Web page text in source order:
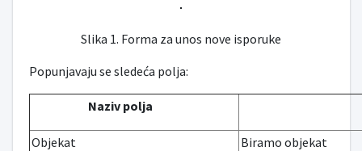
Slika 1. Forma za unos nove isporuke
Popunjavaju se sledeća polja:
Naziv polja
Objekat Biramo objekat